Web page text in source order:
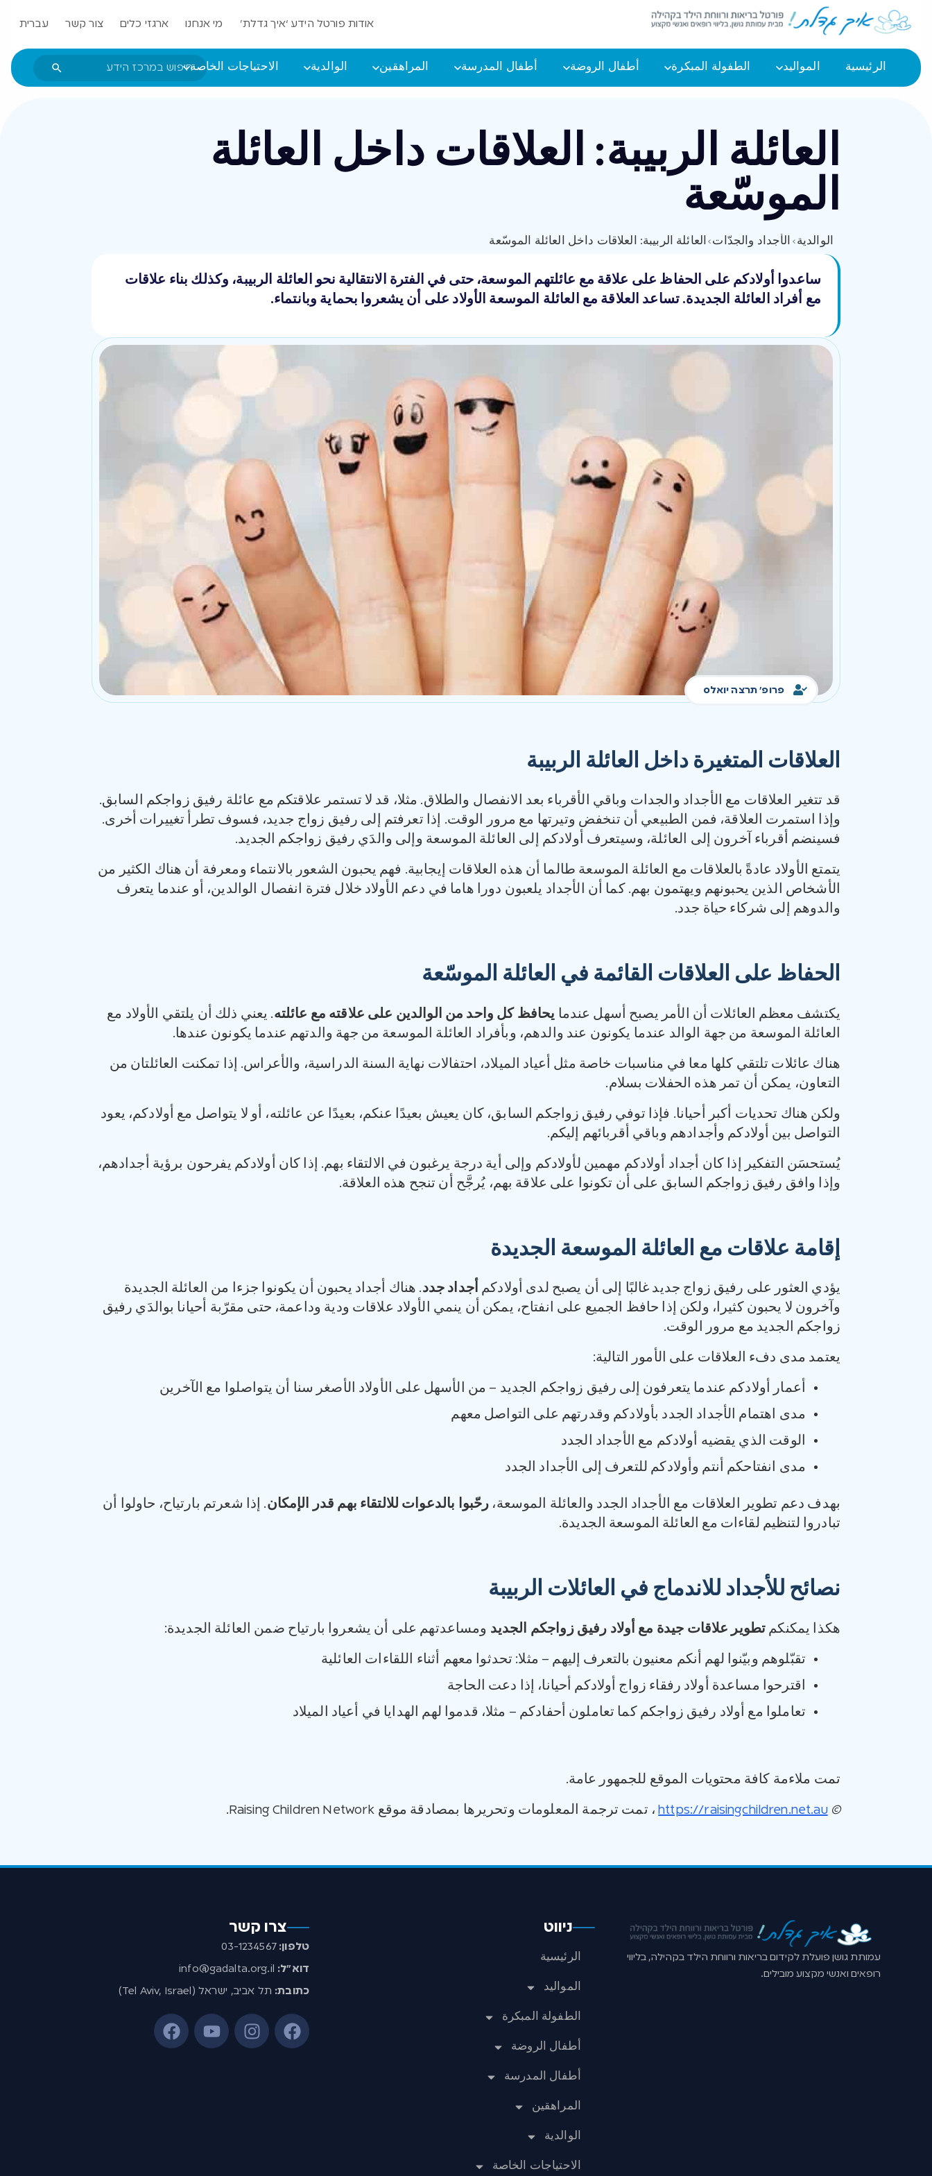
אודות פורטל הידע ‘איך גדלת’ מי אנחנו ארגזי כלים צור קשר עברית
الرئيسية المواليد الطفولة المبكرة أطفال الروضة أطفال المدرسة المراهقين الوالدية الاحتياجات الخاصة
العائلة الربيبة: العلاقات داخل العائلة
الموسّعة
الوالدية› الأجداد والجدّات› العائلة الربيبة: العلاقات داخل العائلة الموسّعة
ساعدوا أولادكم على الحفاظ على علاقة مع عائلتهم الموسعة، حتى في الفترة الانتقالية نحو العائلة الربيبة، وكذلك بناء علاقات
مع أفراد العائلة الجديدة. تساعد العلاقة مع العائلة الموسعة الأولاد على أن يشعروا بحماية وبانتماء.
פרופ' תרצה יואלס
العلاقات المتغيرة داخل العائلة الربيبة
قد تتغير العلاقات مع الأجداد والجدات وباقي الأقرباء بعد الانفصال والطلاق. مثلا، قد لا تستمر علاقتكم مع عائلة رفيق زواجكم السابق.
وإذا استمرت العلاقة، فمن الطبيعي أن تنخفض وتيرتها مع مرور الوقت. إذا تعرفتم إلى رفيق زواج جديد، فسوف تطرأ تغييرات أخرى.
فسينضم أقرباء آخرون إلى العائلة، وسيتعرف أولادكم إلى العائلة الموسعة وإلى والدَي رفيق زواجكم الجديد.
يتمتع الأولاد عادةً بالعلاقات مع العائلة الموسعة طالما أن هذه العلاقات إيجابية. فهم يحبون الشعور بالانتماء ومعرفة أن هناك الكثير من
الأشخاص الذين يحبونهم ويهتمون بهم. كما أن الأجداد يلعبون دورا هاما في دعم الأولاد خلال فترة انفصال الوالدين، أو عندما يتعرف
والدوهم إلى شركاء حياة جدد.
الحفاظ على العلاقات القائمة في العائلة الموسّعة
يكتشف معظم العائلات أن الأمر يصبح أسهل عندما يحافظ كل واحد من الوالدين على علاقته مع عائلته. يعني ذلك أن يلتقي الأولاد مع
العائلة الموسعة من جهة الوالد عندما يكونون عند والدهم، وبأفراد العائلة الموسعة من جهة والدتهم عندما يكونون عندها.
هناك عائلات تلتقي كلها معا في مناسبات خاصة مثل أعياد الميلاد، احتفالات نهاية السنة الدراسية، والأعراس. إذا تمكنت العائلتان من
التعاون، يمكن أن تمر هذه الحفلات بسلام.
ولكن هناك تحديات أكبر أحيانا. فإذا توفي رفيق زواجكم السابق، كان يعيش بعيدًا عنكم، بعيدًا عن عائلته، أو لا يتواصل مع أولادكم، يعود
التواصل بين أولادكم وأجدادهم وباقي أقربائهم إليكم.
يُستحسَن التفكير إذا كان أجداد أولادكم مهمين لأولادكم وإلى أية درجة يرغبون في الالتقاء بهم. إذا كان أولادكم يفرحون برؤية أجدادهم،
وإذا وافق رفيق زواجكم السابق على أن تكونوا على علاقة بهم، يُرجَّح أن تنجح هذه العلاقة.
إقامة علاقات مع العائلة الموسعة الجديدة
يؤدي العثور على رفيق زواج جديد غالبًا إلى أن يصبح لدى أولادكم أجداد جدد. هناك أجداد يحبون أن يكونوا جزءا من العائلة الجديدة
وآخرون لا يحبون كثيرا، ولكن إذا حافظ الجميع على انفتاح، يمكن أن ينمي الأولاد علاقات ودية وداعمة، حتى مقرّبة أحيانا بوالدَي رفيق
زواجكم الجديد مع مرور الوقت.
يعتمد مدى دفء العلاقات على الأمور التالية:
أعمار أولادكم عندما يتعرفون إلى رفيق زواجكم الجديد – من الأسهل على الأولاد الأصغر سنا أن يتواصلوا مع الآخرين
مدى اهتمام الأجداد الجدد بأولادكم وقدرتهم على التواصل معهم
الوقت الذي يقضيه أولادكم مع الأجداد الجدد
مدى انفتاحكم أنتم وأولادكم للتعرف إلى الأجداد الجدد
بهدف دعم تطوير العلاقات مع الأجداد الجدد والعائلة الموسعة، رحّبوا بالدعوات للالتقاء بهم قدر الإمكان. إذا شعرتم بارتياح، حاولوا أن
تبادروا لتنظيم لقاءات مع العائلة الموسعة الجديدة.
نصائح للأجداد للاندماج في العائلات الربيبة
هكذا يمكنكم تطوير علاقات جيدة مع أولاد رفيق زواجكم الجديد ومساعدتهم على أن يشعروا بارتياح ضمن العائلة الجديدة:
تقبّلوهم وبيّنوا لهم أنكم معنيون بالتعرف إليهم – مثلا: تحدثوا معهم أثناء اللقاءات العائلية
اقترحوا مساعدة أولاد رفقاء زواج أولادكم أحيانا، إذا دعت الحاجة
تعاملوا مع أولاد رفيق زواجكم كما تعاملون أحفادكم – مثلا، قدموا لهم الهدايا في أعياد الميلاد
تمت ملاءمة كافة محتويات الموقع للجمهور عامة.
©
https://raisingchildren.net.au ، تمت ترجمة المعلومات وتحريرها بمصادقة موقع Raising Children Network.
עמותת גושן פועלת לקידום בריאות ורווחת הילד בקהילה, בליווי
רופאים ואנשי מקצוע מובילים.
ניווט
الرئيسية
المواليد
الطفولة المبكرة
أطفال الروضة
أطفال المدرسة
المراهقين
الوالدية
الاحتياجات الخاصة
צרו קשר
טלפון: 03-1234567
דוא”ל: info@gadalta.org.il
כתובת: תל אביב, ישראל (Tel Aviv, Israel)